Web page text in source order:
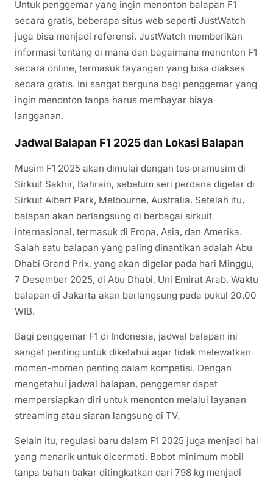
Untuk penggemar yang ingin menonton balapan F1
secara gratis, beberapa situs web seperti JustWatch
juga bisa menjadi referensi. JustWatch memberikan
informasi tentang di mana dan bagaimana menonton F1
secara online, termasuk tayangan yang bisa diakses
secara gratis. Ini sangat berguna bagi penggemar yang
ingin menonton tanpa harus membayar biaya
langganan.
Jadwal Balapan F1 2025 dan Lokasi Balapan
Musim F1 2025 akan dimulai dengan tes pramusim di
Sirkuit Sakhir, Bahrain, sebelum seri perdana digelar di
Sirkuit Albert Park, Melbourne, Australia. Setelah itu,
balapan akan berlangsung di berbagai sirkuit
internasional, termasuk di Eropa, Asia, dan Amerika.
Salah satu balapan yang paling dinantikan adalah Abu
Dhabi Grand Prix, yang akan digelar pada hari Minggu,
7 Desember 2025, di Abu Dhabi, Uni Emirat Arab. Waktu
balapan di Jakarta akan berlangsung pada pukul 20.00
WIB.
Bagi penggemar F1 di Indonesia, jadwal balapan ini
sangat penting untuk diketahui agar tidak melewatkan
momen-momen penting dalam kompetisi. Dengan
mengetahui jadwal balapan, penggemar dapat
mempersiapkan diri untuk menonton melalui layanan
streaming atau siaran langsung di TV.
Selain itu, regulasi baru dalam F1 2025 juga menjadi hal
yang menarik untuk dicermati. Bobot minimum mobil
tanpa bahan bakar ditingkatkan dari 798 kg menjadi